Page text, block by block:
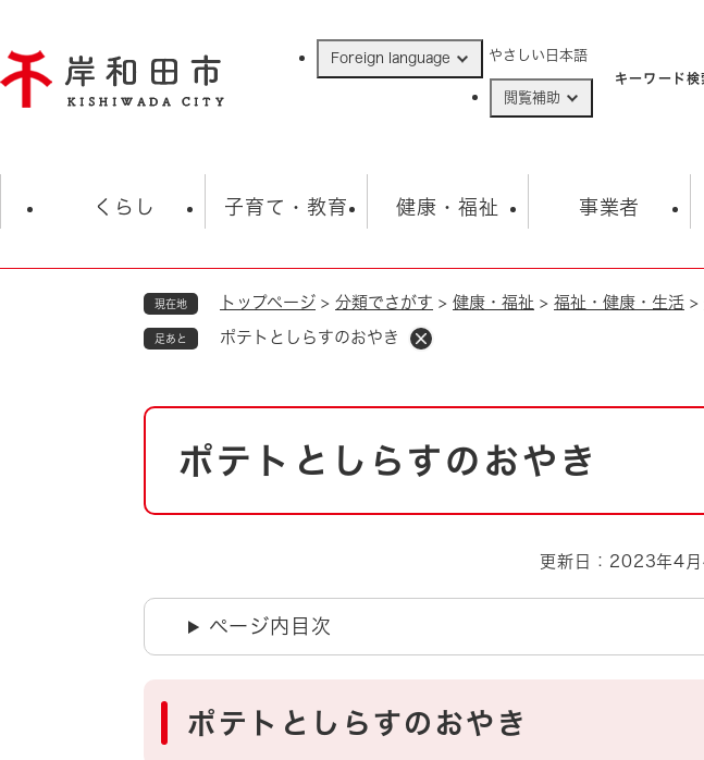
ジ
の
Foreign language やさしい日本語
閲覧補助
キーワード検
くらし
住民票・戸籍
ごみ・衛生・動物 救急・消防
防災・防犯 上水道・下水道
自然・環境・公園
男女共同参画
地域コミュニティ・ボラン
国際交流
子育て・教育
学校 子育て
健康・福祉
福祉・健康・生活 生涯
事業者
入札・契約情
環境
観光 観光スポット
市の概要
市政
市役所・施設の案内
現在地 トップページ > 分類でさがす > 健康・福祉 > 福祉・健康・生活 >
足あと ポテトとしらすのおやき
本
ポテトとしらすのおやき
更新日：2023年4
ページ内目次
ポテトとしらすのおやき